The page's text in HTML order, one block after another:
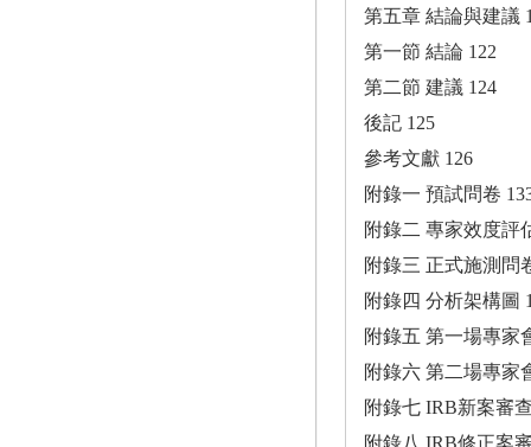
第五章 結論與建議
第一節 結論 122
第二節 建議 124
後記 125
參考文獻 126
附錄一 預試問卷
附錄二 專家效度評
附錄三 正式施測問
附錄四 分析架構圖
附錄五 第一場專家
附錄六 第二場專家
附錄七 IRB新案審
附錄八 IRB修正案